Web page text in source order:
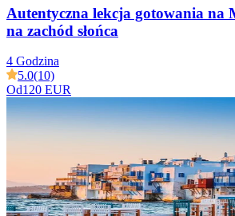
Autentyczna lekcja gotowania na
na zachód słońca
4 Godzina
5.0(10)
Od120 EUR